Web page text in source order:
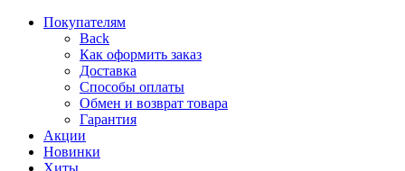
Покупателям
Back
Как оформить заказ
Доставка
Способы оплаты
Обмен и возврат товара
Гарантия
Акции
Новинки
Хиты